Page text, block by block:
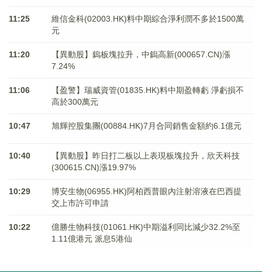
11:25
維信金科(02003.HK)料中期綜合淨利潤不多於1500萬
元
11:20
【異動股】鎢板塊拉升，中鎢高新(000657.CN)漲
7.24%
11:06
【盈警】瑞威資管(01835.HK)料中期盈轉虧 淨虧損不
高於300萬元
10:47 旭輝控股集團(00884.HK)7月合同銷售金額約6.1億元
10:40
【異動股】昨日打二板以上表現板塊拉升，欣天科技
(300615.CN)漲19.97%
10:29
博安生物(06955.HK)阿柏西普眼內注射溶液在巴西提
交上市許可申請
10:22
億勝生物科技(01061.HK)中期溢利同比減少32.2%至
1.11億港元 派息5港仙